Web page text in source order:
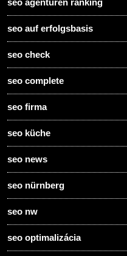
seo agenturen ranking
seo auf erfolgsbasis
seo check
seo complete
seo firma
seo küche
seo news
seo nürnberg
seo nw
seo optimalizácia